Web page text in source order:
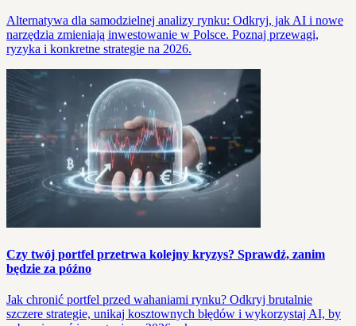
Alternatywa dla samodzielnej analizy rynku: Odkryj, jak AI i nowe
narzędzia zmieniają inwestowanie w Polsce. Poznaj przewagi,
ryzyka i konkretne strategie na 2026.
Czy twój portfel przetrwa kolejny kryzys? Sprawdź, zanim
będzie za późno
Jak chronić portfel przed wahaniami rynku? Odkryj brutalnie
szczere strategie, unikaj kosztownych błędów i wykorzystaj AI, by